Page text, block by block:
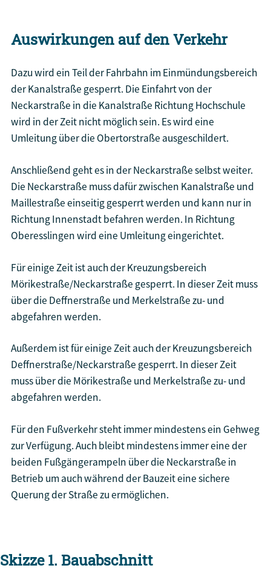
Auswirkungen auf den Verkehr
Dazu wird ein Teil der Fahrbahn im Einmündungsbereich
der Kanalstraße gesperrt. Die Einfahrt von der
Neckarstraße in die Kanalstraße Richtung Hochschule
wird in der Zeit nicht möglich sein. Es wird eine
Umleitung über die Obertorstraße ausgeschildert.
Anschließend geht es in der Neckarstraße selbst weiter.
Die Neckarstraße muss dafür zwischen Kanalstraße und
Maillestraße einseitig gesperrt werden und kann nur in
Richtung Innenstadt befahren werden. In Richtung
Oberesslingen wird eine Umleitung eingerichtet.
Für einige Zeit ist auch der Kreuzungsbereich
Mörikestraße/Neckarstraße gesperrt. In dieser Zeit muss
über die Deffnerstraße und Merkelstraße zu- und
abgefahren werden.
Außerdem ist für einige Zeit auch der Kreuzungsbereich
Deffnerstraße/Neckarstraße gesperrt. In dieser Zeit
muss über die Mörikestraße und Merkelstraße zu- und
abgefahren werden.
Für den Fußverkehr steht immer mindestens ein Gehweg
zur Verfügung. Auch bleibt mindestens immer eine der
beiden Fußgängerampeln über die Neckarstraße in
Betrieb um auch während der Bauzeit eine sichere
Querung der Straße zu ermöglichen.
Skizze 1. Bauabschnitt